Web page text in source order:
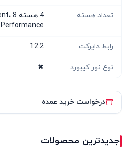
تعداد هسته
Performance
رابط دایرکت 12.2
نوع نور کیبورد ✖
درخواست خرید عمده
جدیدترین محصولات